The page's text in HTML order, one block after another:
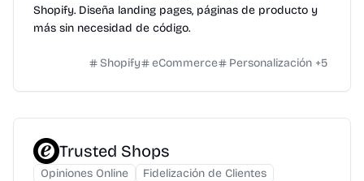
Shopify. Diseña landing pages, páginas de producto y
más sin necesidad de código.
Shopify eCommerce Personalización +5
Trusted Shops
Opiniones Online
Fidelización de Clientes